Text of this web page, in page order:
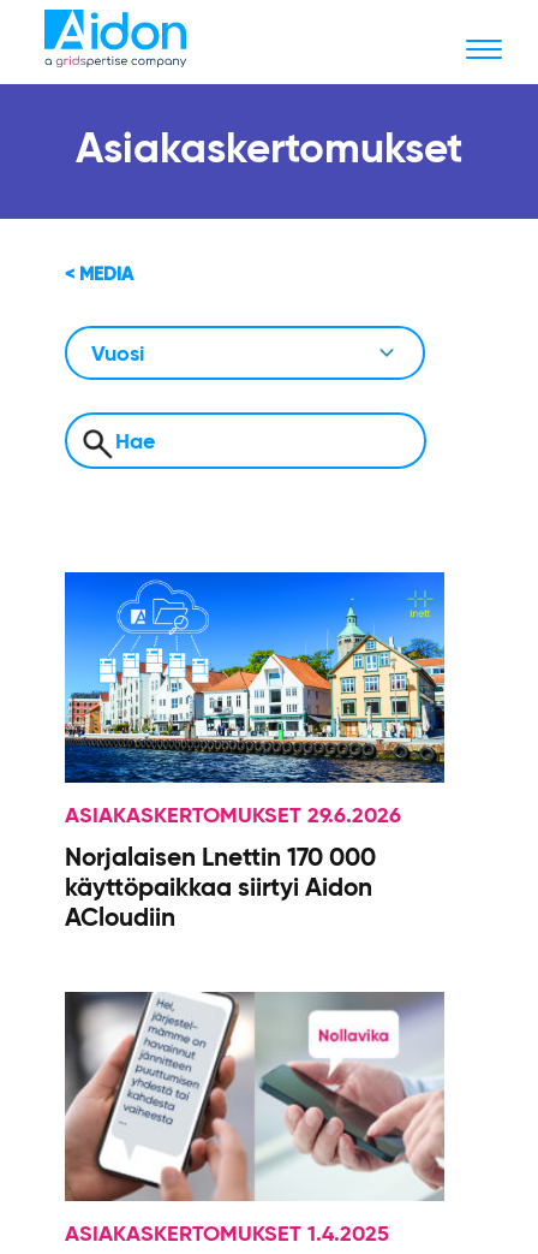
Asiakaskertomukset
< MEDIA
Vuosi
ASIAKASKERTOMUKSET 29.6.2026
Norjalaisen Lnettin 170 000
käyttöpaikkaa siirtyi Aidon
ACloudiin
ASIAKASKERTOMUKSET 1.4.2025